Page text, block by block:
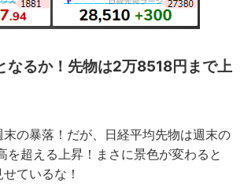
なるか！先物は2万8518円まで上
末の暴落！だが、日経平均先物は週末の
を超える上昇！まさに景色が変わると
ているな！